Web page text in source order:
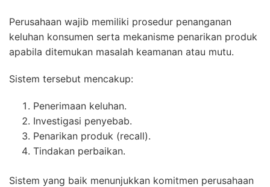
Perusahaan wajib memiliki prosedur penanganan
keluhan konsumen serta mekanisme penarikan produk
apabila ditemukan masalah keamanan atau mutu.
Sistem tersebut mencakup:
Penerimaan keluhan.
Investigasi penyebab.
Penarikan produk (recall).
Tindakan perbaikan.
Sistem yang baik menunjukkan komitmen perusahaan